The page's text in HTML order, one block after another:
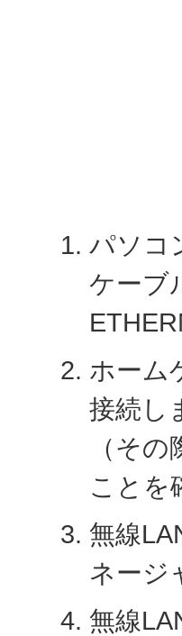
パソコ
ケーブ
ホーム
接続し
（そ
ことを
無線
ネージ
無線